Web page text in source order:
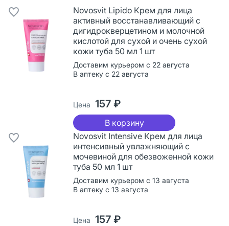
Novosvit Lipido Крем для лица
активный восстанавливающий с
дигидрокверцетином и молочной
кислотой для сухой и очень сухой
кожи туба 50 мл 1 шт
Доставим курьером с 22 августа
В аптеку с 22 августа
Цена 157 ₽
В корзину
Novosvit Intensive Крем для лица
интенсивный увлажняющий с
мочевиной для обезвоженной кожи
туба 50 мл 1 шт
Доставим курьером с 13 августа
В аптеку с 13 августа
Цена 157 ₽